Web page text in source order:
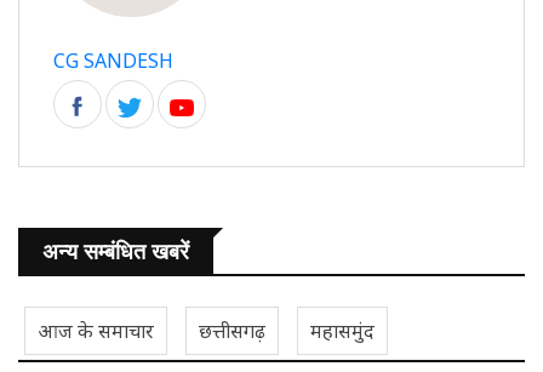
CG SANDESH
अन्य सम्बंधित खबरें
आज के समाचार छत्तीसगढ़ महासमुंद